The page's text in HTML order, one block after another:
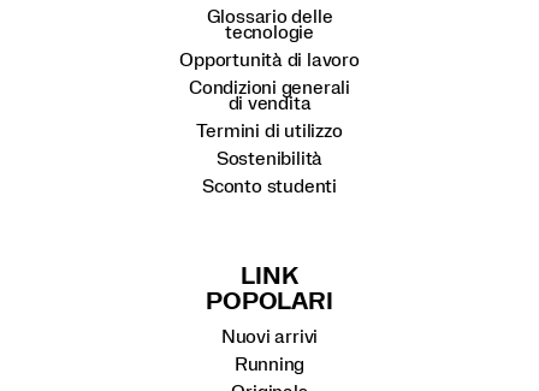
Glossario delle
tecnologie
Opportunità di lavoro
Condizioni generali
di vendita
Termini di utilizzo
Sostenibilità
Sconto studenti
LINK
POPOLARI
Nuovi arrivi
Running